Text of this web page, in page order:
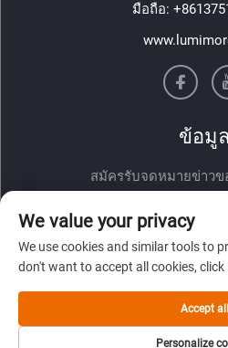
มือถือ:
ข้อมูล
สมัครรับจดหมายข่าวข
ส่ง
We value your privacy
We use cookies and similar tools to
don't want to accept all cookies, click
Personalize
Accept all